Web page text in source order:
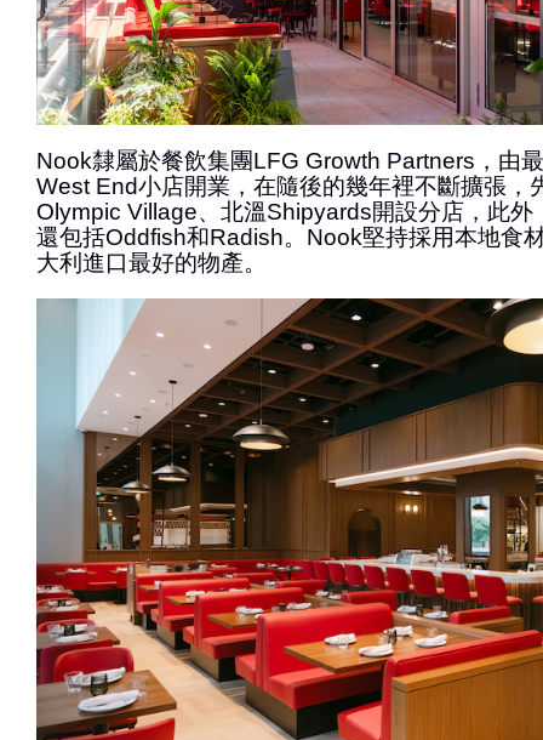
Nook隸屬於餐飲集團LFG Growth Partners，由
West End小店開業，在隨後的幾年裡不斷擴張，
Olympic Village、北溫Shipyards開設分店，此外
還包括Oddfish和Radish。Nook堅持採用本地食
大利進口最好的物產。